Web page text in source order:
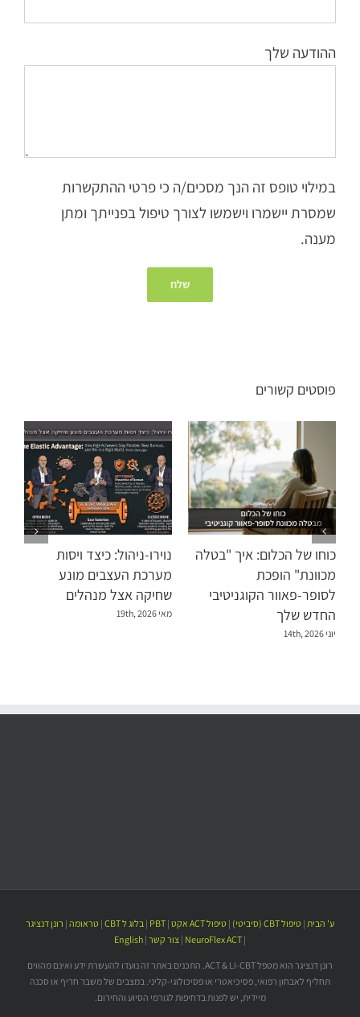
ההודעה שלך
במילוי טופס זה הנך מסכים/ה כי פרטי ההתקשרות
שמסרת יישמרו וישמשו לצורך טיפול בפנייתך ומתן
מענה.
פוסטים קשורים
כוחו של הכלום: איך "בטלה
מכוונת" הופכת
לסופר-פאוור הקוגניטיבי
החדש שלך
יוני 14th, 2026
נוירו-ניהול: כיצד ויסות
מערכת העצבים מונע
שחיקה אצל מנהלים
מאי 19th, 2026
ע' הבית | טיפול CBT (סיביטי) | טיפול ACT אקט |
PBT
| בלוג ל CBT | טראומה | רונן דנציגר
|
NeuroFlex ACT
| צור קשר |
English
רונן דנציגר הוא מטפל ACT & LI-CBT. התכנים באתר זה נועדו להעשרת ידע ואינם מהווים
תחליף לאבחון רפואי, פסיכיאטרי או פסיכולוגי-קליני. במצבים של משבר חריף או סכנה
מיידית, יש לפנות בדחיפות לגורמי הסיוע והחירום.